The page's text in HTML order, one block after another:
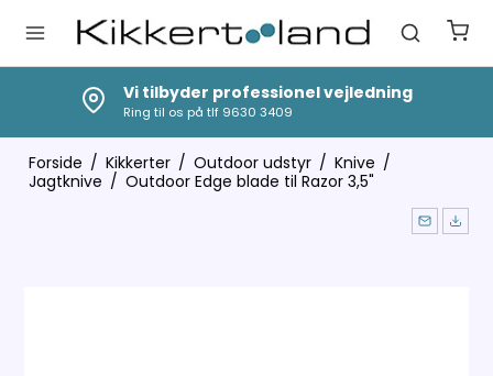
Vi tilbyder professionel vejledning
Ring til os på tlf 9630 3409
Forside / Kikkerter / Outdoor udstyr / Knive /
Jagtknive / Outdoor Edge blade til Razor 3,5"